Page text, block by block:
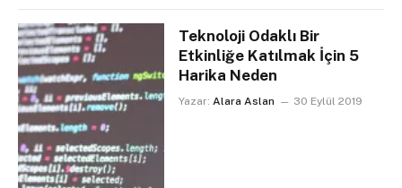
Teknoloji Odaklı Bir
Etkinliğe Katılmak İçin 5
Harika Neden
Yazar: Alara Aslan 30 Eylül 2019